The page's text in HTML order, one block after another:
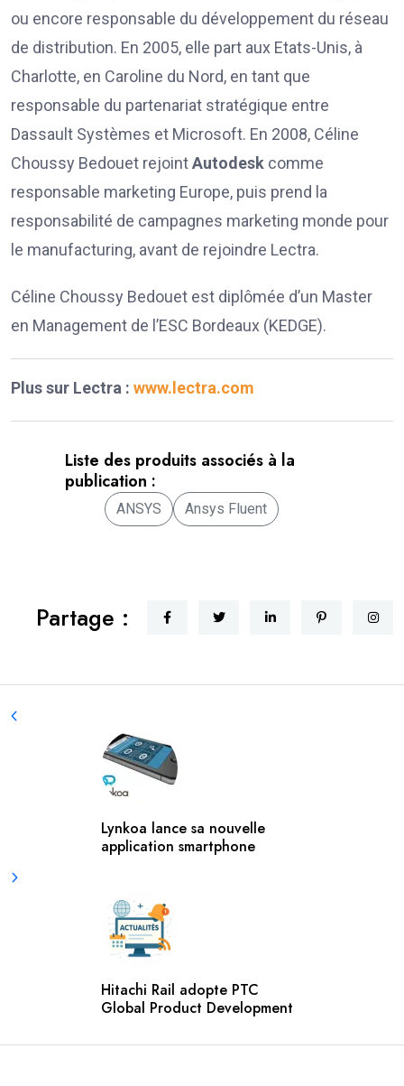
ou encore responsable du développement du réseau
de distribution. En 2005, elle part aux Etats-Unis, à
Charlotte, en Caroline du Nord, en tant que
responsable du partenariat stratégique entre
Dassault Systèmes et Microsoft. En 2008, Céline
Choussy Bedouet rejointAutodesk comme
responsable marketing Europe, puis prend la
responsabilité de campagnes marketing monde pour
le manufacturing, avant de rejoindre Lectra.
Céline Choussy Bedouet est diplômée d’un Master
en Management de l’ESC Bordeaux (KEDGE).
Plus sur Lectra : www.lectra.com
Liste des produits associés à la
publication :
ANSYS Ansys Fluent
Partage :
Lynkoa lance sa nouvelle
application smartphone
Hitachi Rail adopte PTC
Global Product Development